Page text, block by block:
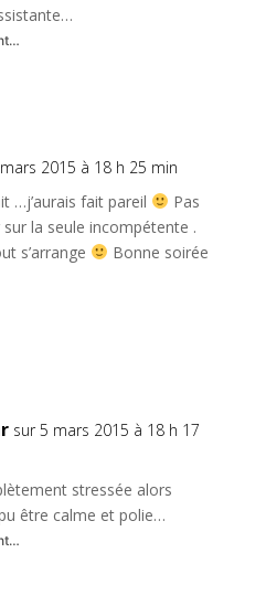
2015 à 18 h 25 min
…j’aurais fait pareil
Pas
la seule incompétente .
s’arrange
Bonne soirée
sur 5 mars 2015 à 18 h 17
stressée alors
être calme et polie…